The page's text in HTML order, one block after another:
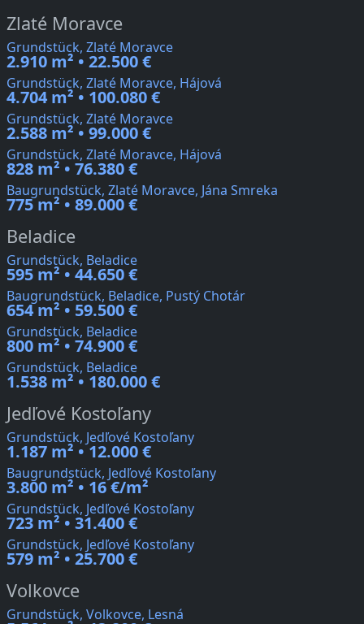
Zlaté Moravce
Grundstück, Zlaté Moravce
2.910 m² • 22.500 €
Grundstück, Zlaté Moravce, Hájová
4.704 m² • 100.080 €
Grundstück, Zlaté Moravce
2.588 m² • 99.000 €
Grundstück, Zlaté Moravce, Hájová
828 m² • 76.380 €
Baugrundstück, Zlaté Moravce, Jána Smreka
775 m² • 89.000 €
Beladice
Grundstück, Beladice
595 m² • 44.650 €
Baugrundstück, Beladice, Pustý Chotár
654 m² • 59.500 €
Grundstück, Beladice
800 m² • 74.900 €
Grundstück, Beladice
1.538 m² • 180.000 €
Jedľové Kostoľany
Grundstück, Jedľové Kostoľany
1.187 m² • 12.000 €
Baugrundstück, Jedľové Kostoľany
3.800 m² • 16 €/m²
Grundstück, Jedľové Kostoľany
723 m² • 31.400 €
Grundstück, Jedľové Kostoľany
579 m² • 25.700 €
Volkovce
Grundstück, Volkovce, Lesná